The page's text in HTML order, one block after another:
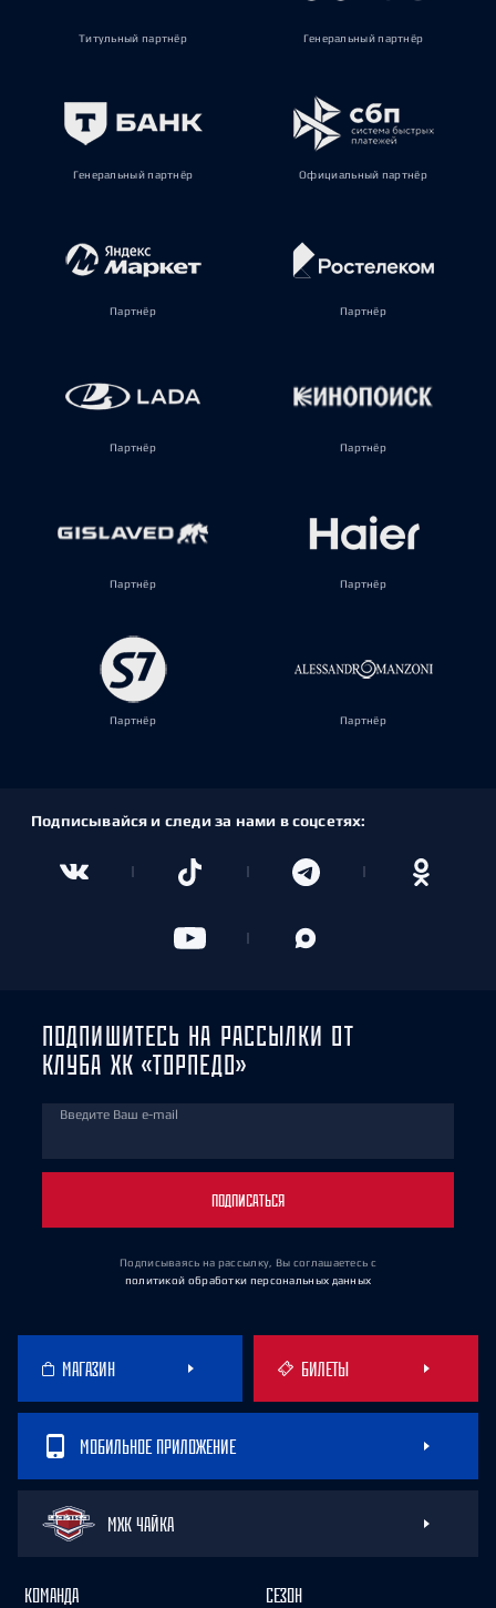
Титульный партнёр Генеральный партнёр
Генеральный партнёр Официальный партнёр
Партнёр Партнёр
Партнёр Партнёр
Партнёр Партнёр
Партнёр Партнёр
Подписывайся и следи за нами в соцсетях:
ПОДПИШИТЕСЬ НА РАССЫЛКИ ОТ
КЛУБА ХК «ТОРПЕДО»
Введите Ваш e-mail
ПОДПИСАТЬСЯ
Подписываясь на рассылку, Вы соглашаетесь с
политикой обработки персональных данных
МАГАЗИН БИЛЕТЫ
МОБИЛЬНОЕ ПРИЛОЖЕНИЕ
МХК ЧАЙКА
КОМАНДА СЕЗОН